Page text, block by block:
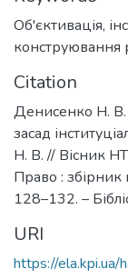
Об'єктивація,
конструювання
Citation
Денисенко Н. В.
засад
Н. В. // Вісник
Право :
128–132. –
URI
https://